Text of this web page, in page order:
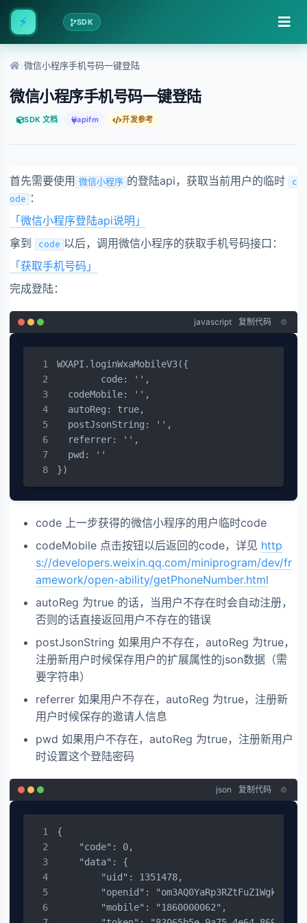
⚡ SDK
微信小程序手机号码一键登陆
微信小程序手机号码一键登陆
SDK 文档 apifm 开发参考
首先需要使用 微信小程序 的登陆api，获取当前用户的临时
c
ode ：
「微信小程序登陆api说明」
拿到
code 以后，调用微信小程序的获取手机号码接口：
「获取手机号码」
完成登陆：
javascript 复制代码
WXAPI.loginWxaMobileV3({
  codeMobile: '',
  autoReg: true,
  postJsonString: '',
  referrer: '',
  pwd: ''
})
code 上一步获得的微信小程序的用户临时code
codeMobile 点击按钮以后返回的code，详见 http
s://developers.weixin.qq.com/miniprogram/dev/fr
amework/open-ability/getPhoneNumber.html
autoReg 为true 的话，当用户不存在时会自动注册，
否则的话直接返回用户不存在的错误
postJsonString 如果用户不存在，autoReg 为true，
注册新用户时候保存用户的扩展属性的json数据（需
要字符串）
referrer 如果用户不存在，autoReg 为true，注册新
用户时候保存的邀请人信息
pwd 如果用户不存在，autoReg 为true，注册新用户
时设置这个登陆密码
json 复制代码
{
    "code": 0,
    "data": {
        "uid": 1351478,
"openid":
        "mobile": "1860000062",